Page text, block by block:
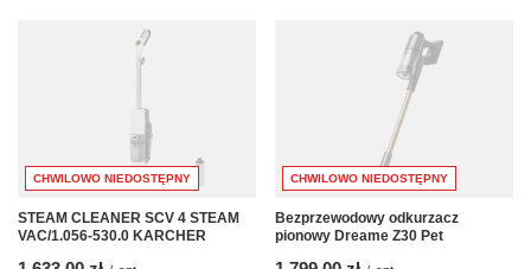
CHWILOWO NIEDOSTĘPNY
STEAM CLEANER SCV 4 STEAM
VAC/1.056-530.0 KARCHER
CHWILOWO NIEDOSTĘPNY
Bezprzewodowy odkurzacz
pionowy Dreame Z30 Pet